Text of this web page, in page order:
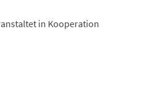
in Kooperation